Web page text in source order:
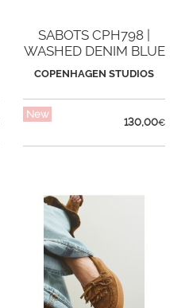
SABOTS CPH798 |
WASHED DENIM BLUE
COPENHAGEN STUDIOS
New
130,00€